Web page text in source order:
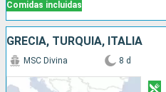
Comidas incluidas
GRECIA, TURQUÍA, ITALIA
MSC Divina 8 d